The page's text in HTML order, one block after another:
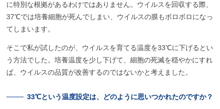
に特別な根拠があるわけではありません。ウイルスを回収する際、
37℃では培養細胞が死んでしまい、ウイルスの膜もボロボロになっ
てしまいます。
そこで私が試したのが、ウイルスを育てる温度を33℃に下げるとい
う方法でした。培養温度を少し下げて、細胞の死滅を穏やかにすれ
ば、ウイルスの品質が改善するのではないかと考えました。
33℃という温度設定は、 どのように思いつかれたのですか？